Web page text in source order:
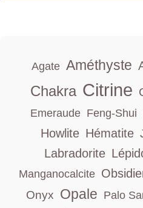
Agate Améthyste
Chakra Citrine
Emeraude Feng-Shui
Howlite Hématite
Labradorite
Manganocalcite
Onyx Opale Palo